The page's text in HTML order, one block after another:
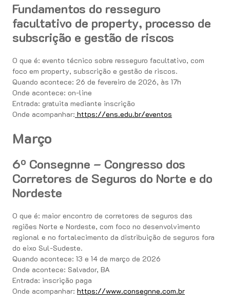
Fundamentos do resseguro
facultativo de property, processo de
subscrição e gestão de riscos
O que é: evento técnico sobre resseguro facultativo, com
foco em property, subscrição e gestão de riscos.
Quando acontece: 26 de fevereiro de 2026, às 17h
Onde acontece: on-line
Entrada: gratuita mediante inscrição
Onde acompanhar: https://ens.edu.br/eventos
Março
6º Consegnne – Congresso dos
Corretores de Seguros do Norte e do
Nordeste
O que é: maior encontro de corretores de seguros das
regiões Norte e Nordeste, com foco no desenvolvimento
regional e no fortalecimento da distribuição de seguros fora
do eixo Sul-Sudeste.
Quando acontece: 13 e 14 de março de 2026
Onde acontece: Salvador, BA
Entrada: inscrição paga
Onde acompanhar: https://www.consegnne.com.br